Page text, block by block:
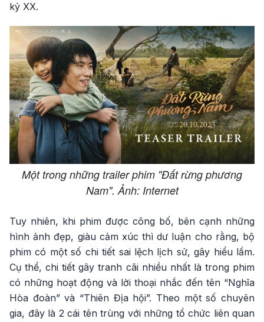
kỷ XX.
Một trong những trailer phim "Đất rừng phương
Nam". Ảnh: Internet
Tuy nhiên, khi phim được công bố, bên cạnh những
hình ảnh đẹp, giàu cảm xúc thì dư luận cho rằng, bộ
phim có một số chi tiết sai lệch lịch sử, gây hiểu lầm.
Cụ thể, chi tiết gây tranh cãi nhiều nhất là trong phim
có những hoạt động và lời thoại nhắc đến tên “Nghĩa
Hòa đoàn” và “Thiên Địa hội”. Theo một số chuyên
gia, đây là 2 cái tên trùng với những tổ chức liên quan